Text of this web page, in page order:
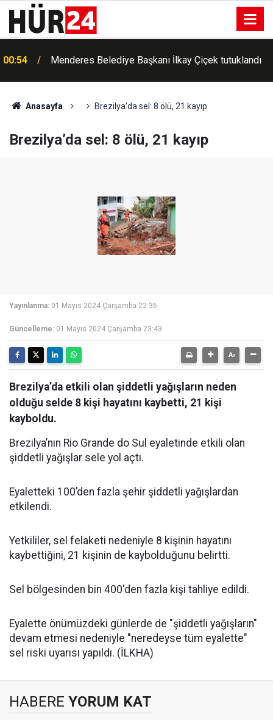
00:54 Menderes Belediye Başkanı İlkay Çiçek tutuklandı
Anasayfa Brezilya’da sel: 8 ölü, 21 kayıp
Brezilya’da sel: 8 ölü, 21 kayıp
Yayınlanma: 01 Mayıs 2024 Çarşamba 22:36
Güncelleme: 01 Mayıs 2024 Çarşamba 23:43
Brezilya’da etkili olan şiddetli yağışların neden
olduğu selde 8 kişi hayatını kaybetti, 21 kişi
kayboldu.
Brezilya’nın Rio Grande do Sul eyaletinde etkili olan
şiddetli yağışlar sele yol açtı.
Eyaletteki 100’den fazla şehir şiddetli yağışlardan
etkilendi.
Yetkililer, sel felaketi nedeniyle 8 kişinin hayatını
kaybettiğini, 21 kişinin de kaybolduğunu belirtti.
Sel bölgesinden bin 400'den fazla kişi tahliye edildi.
Eyalette önümüzdeki günlerde de "şiddetli yağışların"
devam etmesi nedeniyle "neredeyse tüm eyalette"
sel riski uyarısı yapıldı. (İLKHA)
HABERE YORUM KAT